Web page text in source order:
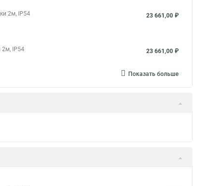
круглый
гибкий
Дюралайт гирлянда это что
2м, IP54 23 661,00 ₽
2м, IP54 23 661,00 ₽
Показать больше